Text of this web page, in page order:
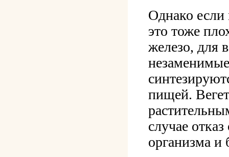
Однако
это тоже
железо, для
пищей.
случае
организма и